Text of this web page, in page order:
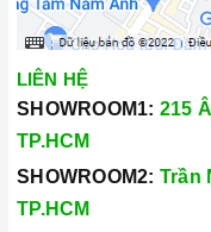
LIÊN HỆ
SHOWROOM1: 215
TP.HCM
SHOWROOM2: Trần
TP.HCM